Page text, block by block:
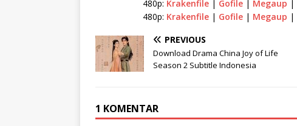
480p: Krakenfile| Gofile| Megaup |
480p: Krakenfile| Gofile| Megaup |
PREVIOUS
Download Drama China Joy of Life
Season 2 Subtitle Indonesia
1 KOMENTAR